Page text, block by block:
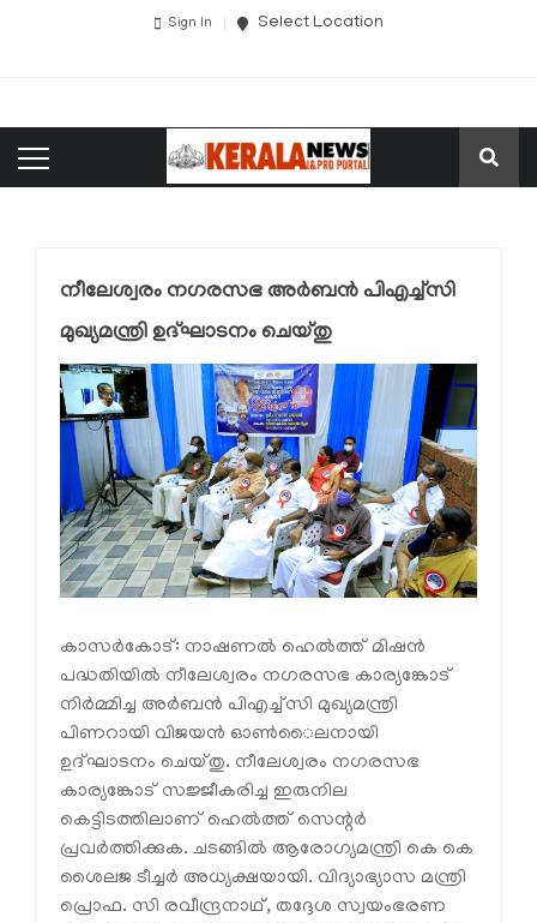
Sign In Select Location
നീലേശ്വരം നഗരസഭ അര്‍ബന്‍ പിഎച്ച്‌സി
മുഖ്യമന്ത്രി ഉദ്ഘാടനം ചെയ്തു
കാസര്‍കോട്: നാഷണല്‍ ഹെല്‍ത്ത് മിഷന്‍
പദ്ധതിയില്‍ നീലേശ്വരം നഗരസഭ കാര്യങ്കോട്
നിര്‍മ്മിച്ച അര്‍ബന്‍ പിഎച്ച്‌സി മുഖ്യമന്ത്രി
പിണറായി വിജയന്‍ ഓണ്‍ൈലനായി
ഉദ്ഘാടനം ചെയ്തു. നീലേശ്വരം നഗരസഭ
കാര്യങ്കോട് സജ്ജീകരിച്ച ഇരുനില
കെട്ടിടത്തിലാണ് ഹെല്‍ത്ത് സെന്റര്‍
പ്രവര്‍ത്തിക്കുക. ചടങ്ങില്‍ ആരോഗ്യമന്ത്രി കെ കെ
ശൈലജ ടീച്ചര്‍ അധ്യക്ഷയായി. വിദ്യാഭ്യാസ മന്ത്രി
പ്രൊഫ. സി രവീന്ദ്രനാഥ്, തദ്ദേശ സ്വയംഭരണ